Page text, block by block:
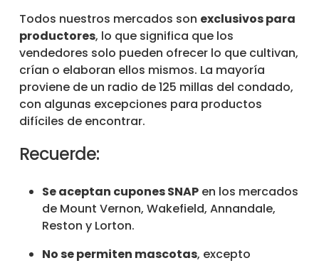
Todos nuestros mercados son exclusivos para
productores, lo que significa que los
vendedores solo pueden ofrecer lo que cultivan,
crían o elaboran ellos mismos. La mayoría
proviene de un radio de 125 millas del condado,
con algunas excepciones para productos
difíciles de encontrar.
Recuerde:
Se aceptan cupones SNAP en los mercados
de Mount Vernon, Wakefield, Annandale,
Reston y Lorton.
No se permiten mascotas, excepto